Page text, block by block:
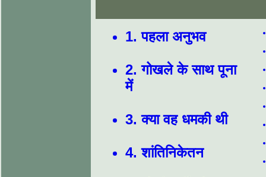
1. पहला अनुभव
2. गोखले के साथ पूना
में
3. क्या वह धमकी थी
4. शांतिनिकेतन